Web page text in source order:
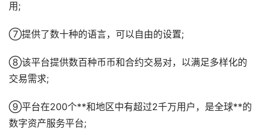
用;
⑦提供了数十种的语言，可以自由的设置;
⑧该平台提供数百种币币和合约交易对，以满足多样化的
交易需求;
⑨平台在200个**和地区中有超过2千万用户，是全球**的
数字资产服务平台;